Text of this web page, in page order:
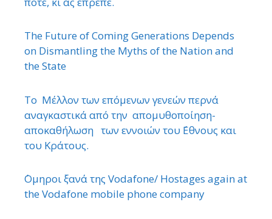
The Future of Coming Generations Depends
on Dismantling the Myths of the Nation and
the State
Το Μέλλον των επόμενων γενεών περνά
αναγκαστικά από την απομυθοποίηση-
αποκαθήλωση των εννοιών του ΄Εθνους και
του Κράτους.
΄Ομηροι ξανά της Vodafone/ Hostages again at
the Vodafone mobile phone company